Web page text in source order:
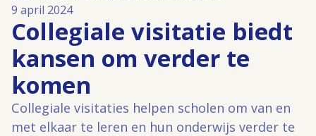
9 april 2024
Collegiale visitatie biedt
kansen om verder te
komen
Collegiale visitaties helpen scholen om van en
met elkaar te leren en hun onderwijs verder te